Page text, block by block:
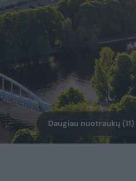
Daugiau nuotraukų (11)